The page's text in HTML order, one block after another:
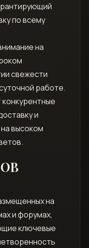
по всему
на
свежести
работе.
и
высоком
на
и форумах,
ключевые